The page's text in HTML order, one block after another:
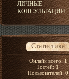
ЛИЧНЫЕ
КОНСУЛЬТАЦИИ
Статистика
Онлайн всего:1
Гостей:1
Пользователей:0